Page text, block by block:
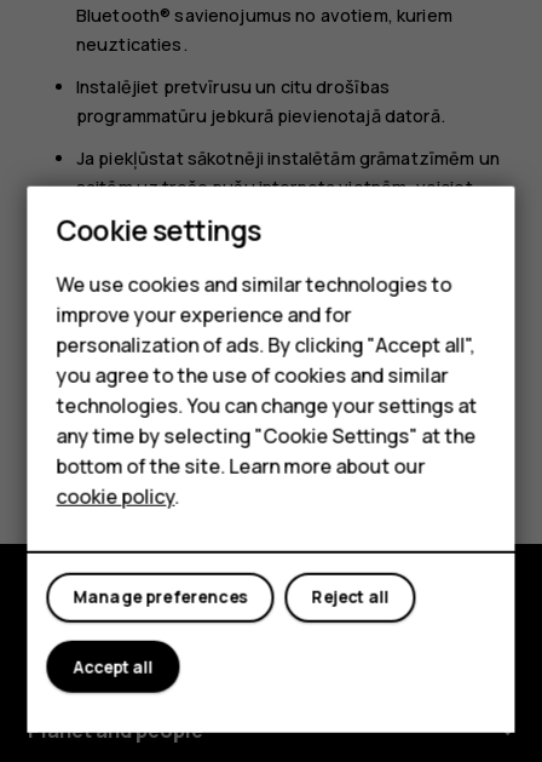
Smartphones
Feature phones
Phones for kids
Accessories
HMD Terra M
For business
Tablets
Bluetooth® savienojumus no avotiem, kuriem
neuzticaties.
Instalējiet pretvīrusu un citu drošības
programmatūru jebkurā pievienotajā datorā.
Ja piekļūstat sākotnēji instalētām grāmatzīmēm un
saitēm uz trešo pušu interneta vietnēm, veiciet
atbilstošus piesardzības pasākumus. HMD Global
neapstiprina un neuzņemas atbildību par šādām
Did you find this helpful?
Explore
About
Planet and people
Cookie settings
We use cookies and similar technologies to
improve your experience and for
personalization of ads. By clicking "Accept all",
you agree to the use of cookies and similar
technologies. You can change your settings at
any time by selecting "Cookie Settings" at the
bottom of the site. Learn more about our
cookie policy.
Reject all
Manage preferences
Accept all